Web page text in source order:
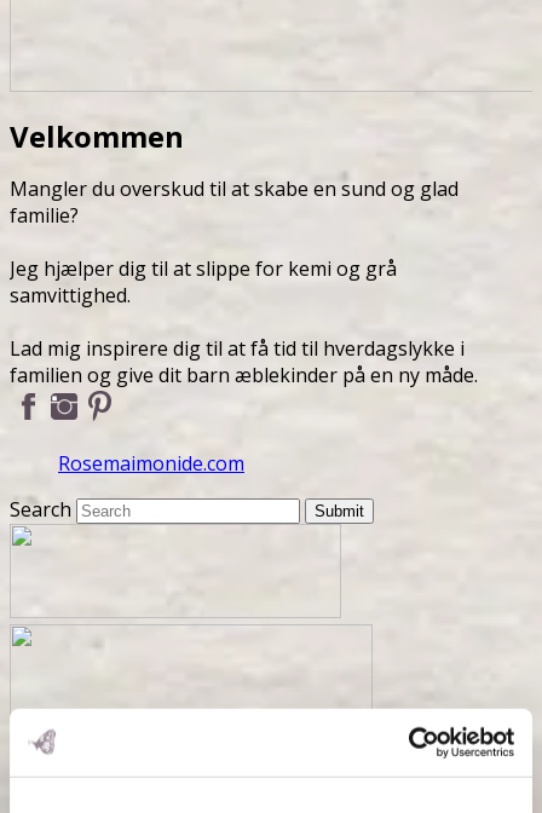
Velkommen
Mangler du overskud til at skabe en sund og glad
familie?
Jeg hjælper dig til at slippe for kemi og grå
samvittighed.
Lad mig inspirere dig til at få tid til hverdagslykke i
familien og give dit barn æblekinder på en ny måde.
Rosemaimonide.com
Search
Submit